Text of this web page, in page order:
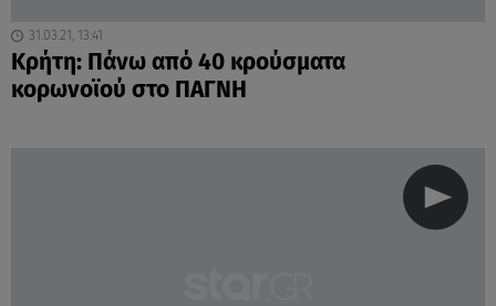
31.03.21, 13:41
Κρήτη: Πάνω από 40 κρούσματα
κορωνοϊού στο ΠΑΓΝΗ